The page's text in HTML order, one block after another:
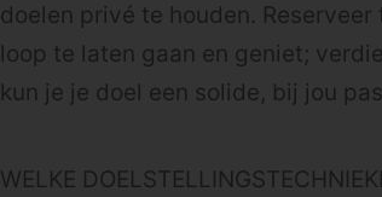
doelen privé te houden.
loop te laten gaan en geniet;
kun je je doel een solide, bij jou
WELKE